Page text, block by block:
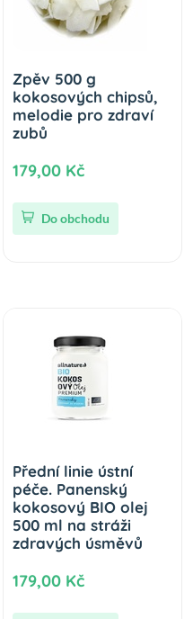
Zpěv 500 g
kokosových chipsů,
melodie pro zdraví
zubů
179,00 Kč
Do obchodu
Přední linie ústní
péče. Panenský
kokosový BIO olej
500 ml na stráži
zdravých úsměvů
179,00 Kč